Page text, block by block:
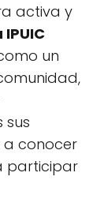
activa y
un
sus
a conocer
participar